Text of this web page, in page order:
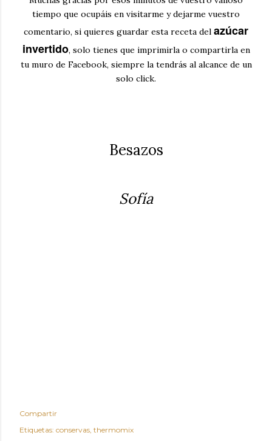
tiempo que ocupáis en visitarme y dejarme vuestro
comentario, si quieres guardar esta receta del azúcar
invertido, solo tienes que imprimirla o compartirla en
tu muro de Facebook, siempre la tendrás al alcance de un
solo click.
Besazos
Sofía
Compartir
Etiquetas: conservas thermomix